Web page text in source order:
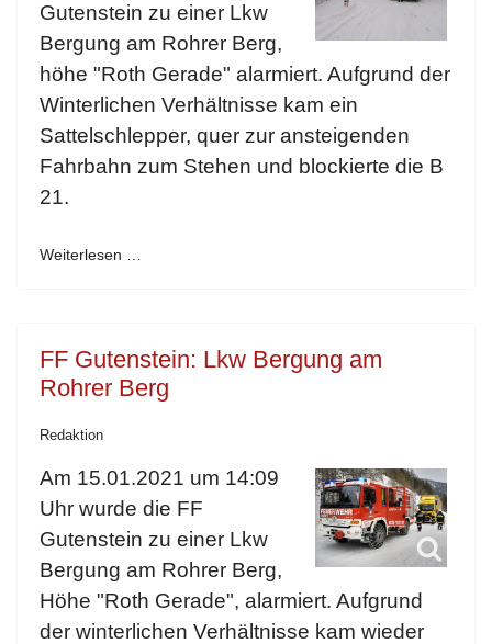
Gutenstein zu einer Lkw
Bergung am Rohrer Berg,
höhe "Roth Gerade" alarmiert. Aufgrund der
Winterlichen Verhältnisse kam ein
Sattelschlepper, quer zur ansteigenden
Fahrbahn zum Stehen und blockierte die B
21.
Weiterlesen …
FF Gutenstein: Lkw Bergung am
Rohrer Berg
Redaktion
Am 15.01.2021 um 14:09
Uhr wurde die FF
Gutenstein zu einer Lkw
Bergung am Rohrer Berg,
Höhe "Roth Gerade", alarmiert. Aufgrund
der winterlichen Verhältnisse kam wieder